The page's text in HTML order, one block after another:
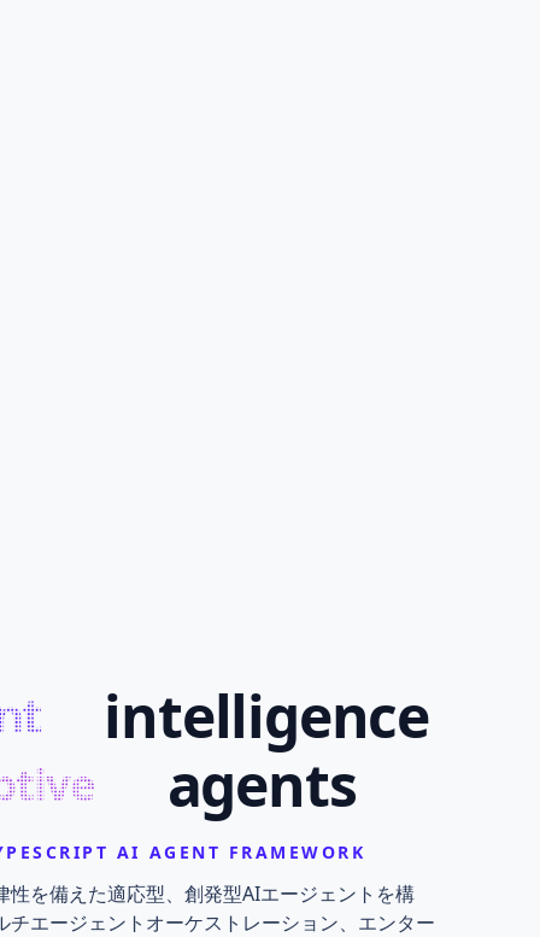
intelligence
agents
AI AGENT FRAMEWORK
source TypeScript AI agent framework for building
性を備えた適応型、創発型AIエージェントを構
チエージェントオーケストレーション、エンター